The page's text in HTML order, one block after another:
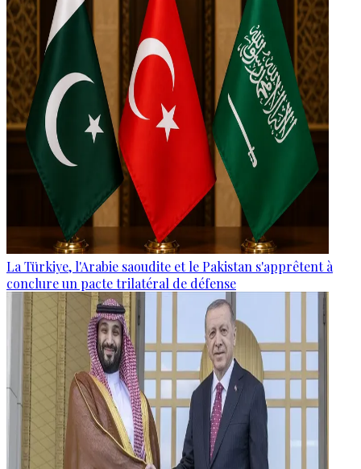
La Türkiye, l'Arabie saoudite et le Pakistan s'apprêtent à
conclure un pacte trilatéral de défense